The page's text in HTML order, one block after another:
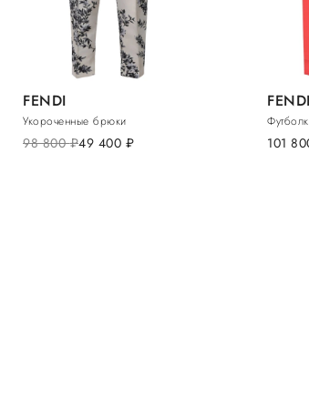
FENDI
Укороченные брюки
98 800руб.49 400 руб.
FENDI
101